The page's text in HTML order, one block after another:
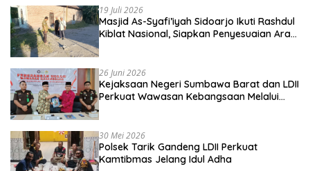
19 Juli 2026
Masjid As-Syafi’iyah Sidoarjo Ikuti Rashdul
Kiblat Nasional, Siapkan Penyesuaian Arah
26 Juni 2026
Kejaksaan Negeri Sumbawa Barat dan LDII
Perkuat Wawasan Kebangsaan Melalui
30 Mei 2026
Polsek Tarik Gandeng LDII Perkuat
Kamtibmas Jelang Idul Adha